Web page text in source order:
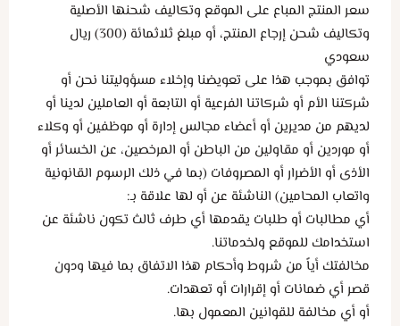
سعر المنتج المباع على الموقع وتكاليف شحنها الأصلية
وتكاليف شحن إرجاع المنتج، أو مبلغ ثلاثمائة (300) ريال
سعودي
توافق بموجب هذا على تعويضنا وإخلاء مسؤوليتنا نحن أو
شركتنا الأم أو شركاتنا الفرعية أو التابعة أو العاملين لدينا أو
لديهم من مديرين أو أعضاء مجالس إدارة أو موظفين أو وكلاء
أو موردين أو مقاولين من الباطن أو المرخصين، عن الخسائر أو
الأذى أو الأضرار أو المصروفات (بما في ذلك الرسوم القانونية
واتعاب المحامين) الناشئة عن أو لها علاقة بـ:
أي مطالبات أو طلبات يقدمها أي طرف ثالث تكون ناشئة عن
استخدامك للموقع ولخدماتنا.
مخالفتك أياً من شروط وأحكام هذا الاتفاق بما فيها ودون
قصر أي ضمانات أو إقرارات أو تعهدات.
أو أي مخالفة للقوانين المعمول بها.